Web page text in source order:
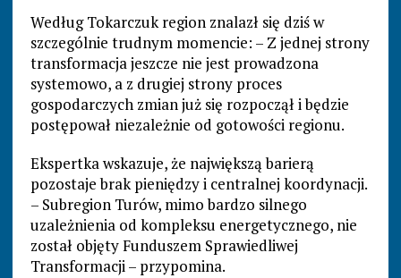
Według Tokarczuk region znalazł się dziś w
szczególnie trudnym momencie: – Z jednej strony
transformacja jeszcze nie jest prowadzona
systemowo, a z drugiej strony proces
gospodarczych zmian już się rozpoczął i będzie
postępował niezależnie od gotowości regionu.
Ekspertka wskazuje, że największą barierą
pozostaje brak pieniędzy i centralnej koordynacji.
– Subregion Turów, mimo bardzo silnego
uzależnienia od kompleksu energetycznego, nie
został objęty Funduszem Sprawiedliwej
Transformacji – przypomina.